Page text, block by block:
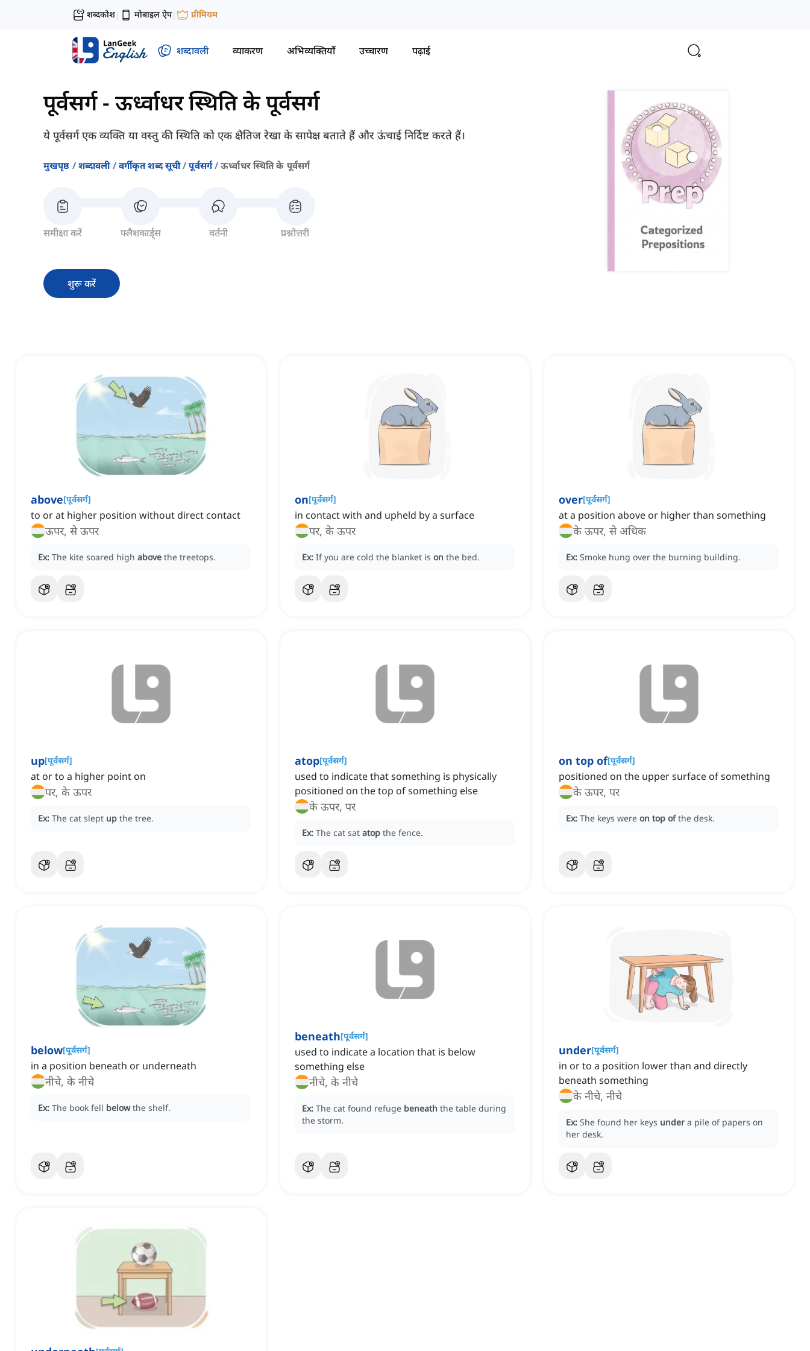
शब्दकोश| मोबाइल ऐप| प्रीमियम
शब्दावली व्याकरण अभिव्यक्तियाँ उच्चारण पढ़ाई
पूर्वसर्ग- ऊर्ध्वाधर स्थिति के पूर्वसर्ग
ये पूर्वसर्ग एक व्यक्ति या वस्तु की स्थिति को एक क्षैतिज रेखा के सापेक्ष बताते हैं और ऊंचाई निर्दिष्ट करते हैं।
मुखपृष्ठ शब्दावली वर्गीकृत शब्द सूची पूर्वसर्ग ऊर्ध्वाधर स्थिति के पूर्वसर्ग
समीक्षा करें फ्लैशकार्ड्स वर्तनी प्रश्नोत्तरी
शुरू करें
above[पूर्वसर्ग]
to or at higher position without direct contact
ऊपर, से ऊपर
Ex: The kite soared high above the treetops.
on[पूर्वसर्ग]
in contact with and upheld by a surface
पर, के ऊपर
Ex: If you are cold the blanket is on the bed.
over[पूर्वसर्ग]
at a position above or higher than something
के ऊपर, से अधिक
Ex: Smoke hung over the burning building.
up[पूर्वसर्ग]
at or to a higher point on
पर, के ऊपर
Ex: The cat slept up the tree.
atop[पूर्वसर्ग]
used to indicate that something is physically
positioned on the top of something else
के ऊपर, पर
Ex: The cat sat atop the fence.
on top of[पूर्वसर्ग]
positioned on the upper surface of something
के ऊपर, पर
Ex: The keys were on top of the desk.
below[पूर्वसर्ग]
in a position beneath or underneath
नीचे, के नीचे
Ex: The book fell below the shelf.
beneath[पूर्वसर्ग]
used to indicate a location that is below
something else
नीचे, के नीचे
Ex: The cat found refuge beneath the table during
the storm.
under[पूर्वसर्ग]
in or to a position lower than and directly
beneath something
के नीचे, नीचे
Ex: She found her keys under a pile of papers on
her desk.